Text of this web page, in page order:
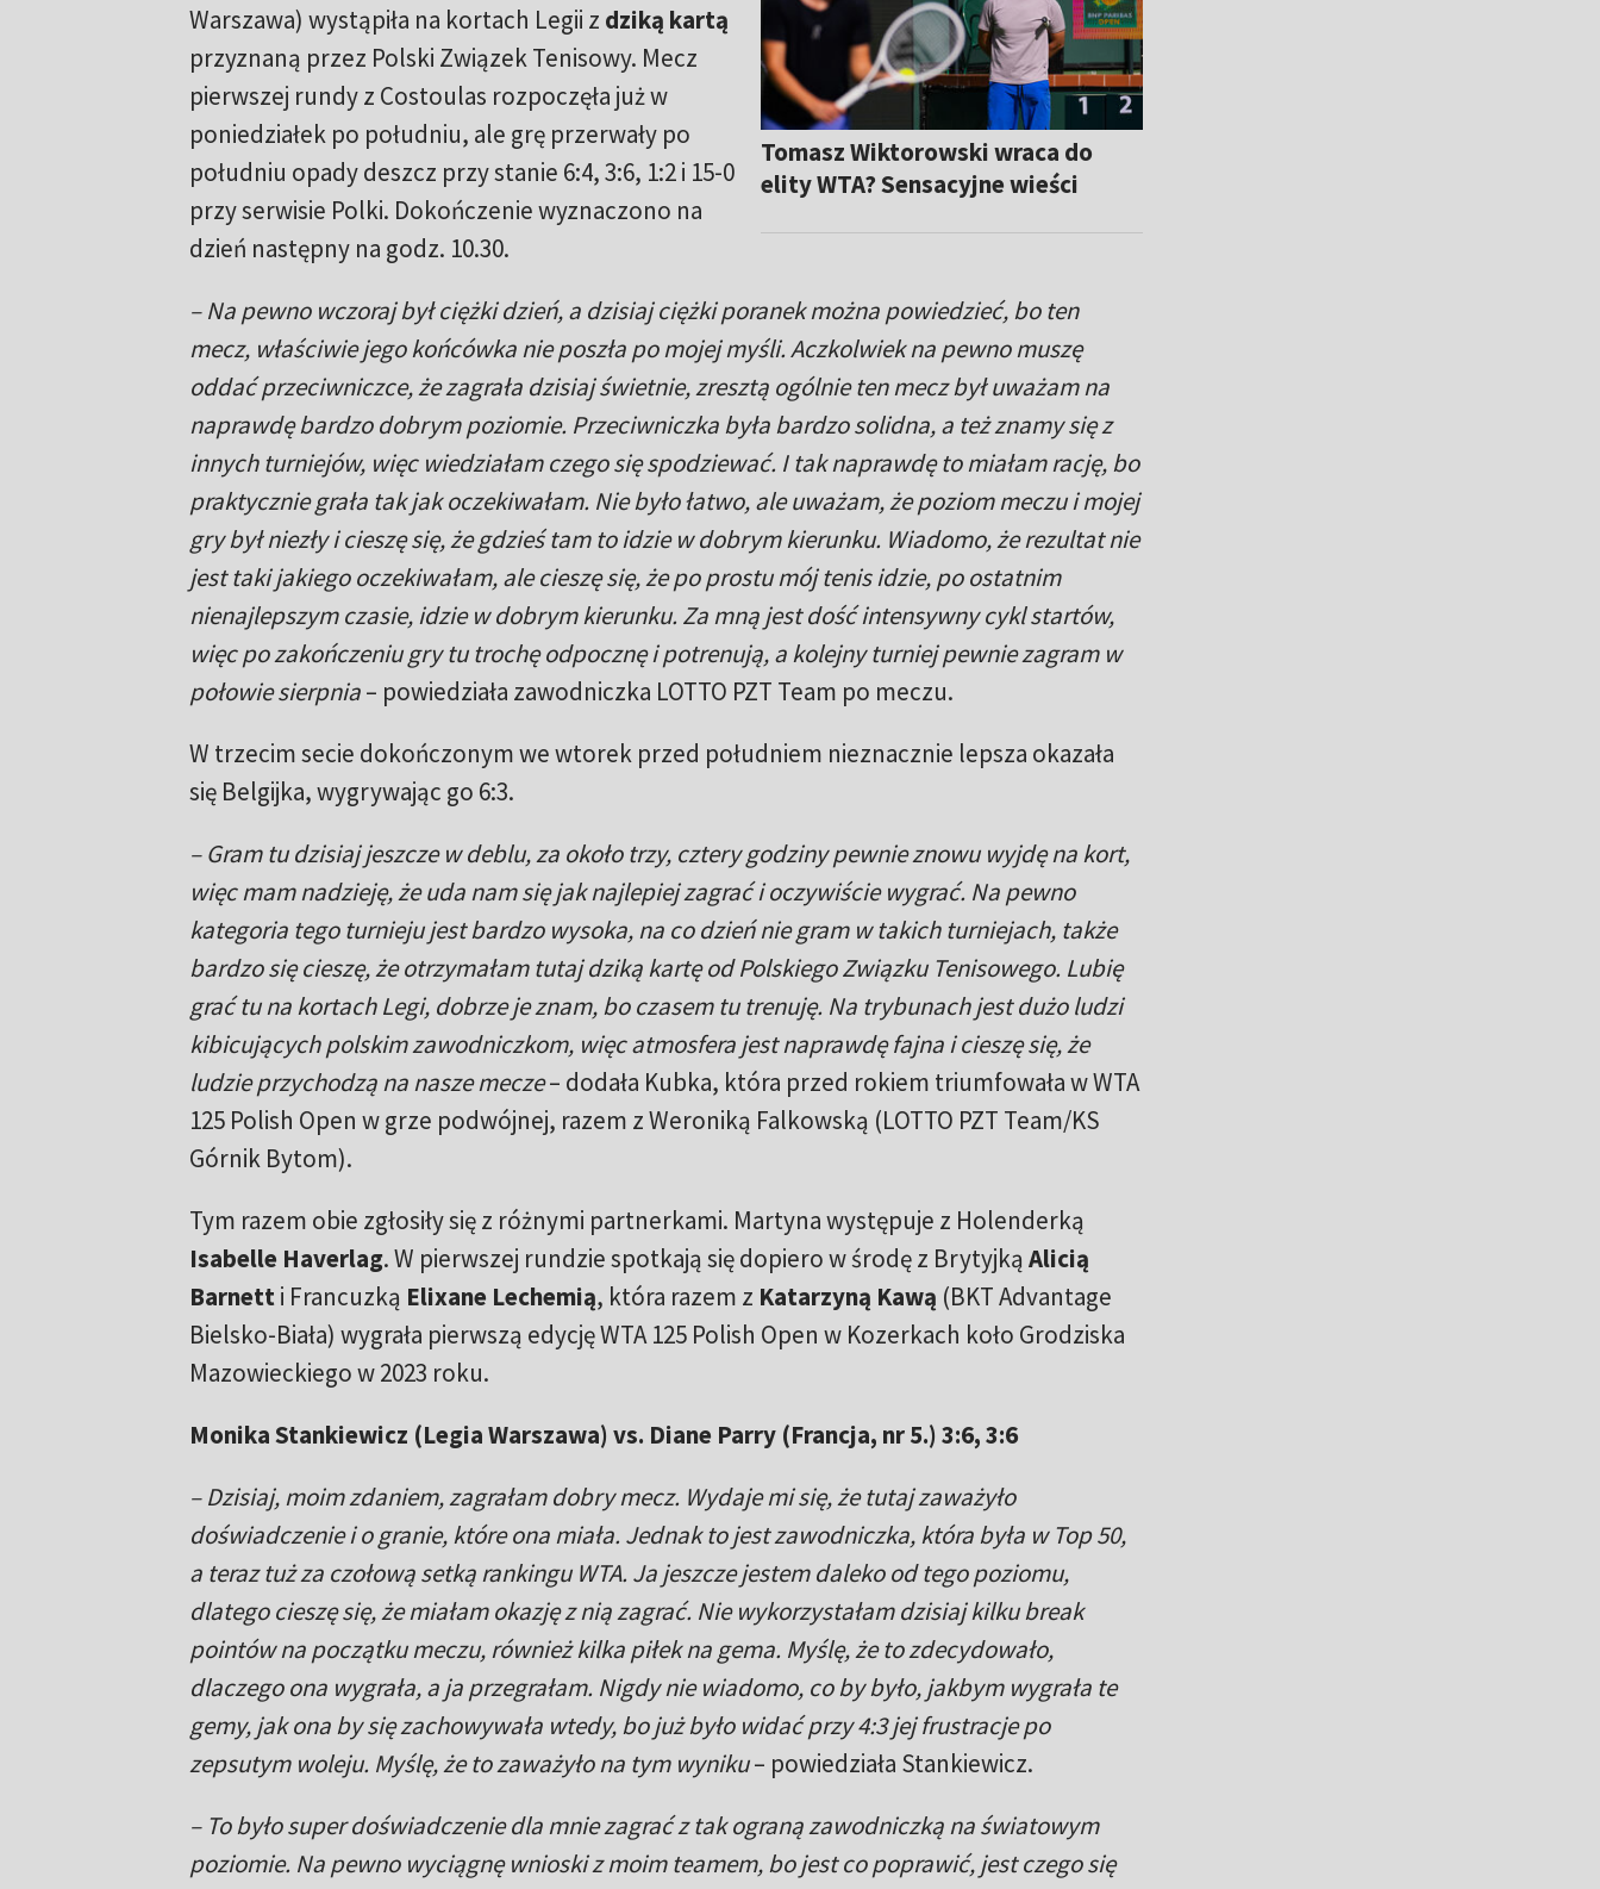
Tomasz Wiktorowski wraca do
elity WTA? Sensacyjne wieści
Warszawa) wystąpiła na kortach Legii z dziką kartą
przyznaną przez Polski Związek Tenisowy. Mecz
pierwszej rundy z Costoulas rozpoczęła już w
poniedziałek po południu, ale grę przerwały po
południu opady deszcz przy stanie 6:4, 3:6, 1:2 i 15-0
przy serwisie Polki. Dokończenie wyznaczono na
dzień następny na godz. 10.30.
– Na pewno wczoraj był ciężki dzień, a dzisiaj ciężki poranek można powiedzieć, bo ten
mecz, właściwie jego końcówka nie poszła po mojej myśli. Aczkolwiek na pewno muszę
oddać przeciwniczce, że zagrała dzisiaj świetnie, zresztą ogólnie ten mecz był uważam na
naprawdę bardzo dobrym poziomie. Przeciwniczka była bardzo solidna, a też znamy się z
innych turniejów, więc wiedziałam czego się spodziewać. I tak naprawdę to miałam rację, bo
praktycznie grała tak jak oczekiwałam. Nie było łatwo, ale uważam, że poziom meczu i mojej
gry był niezły i cieszę się, że gdzieś tam to idzie w dobrym kierunku. Wiadomo, że rezultat nie
jest taki jakiego oczekiwałam, ale cieszę się, że po prostu mój tenis idzie, po ostatnim
nienajlepszym czasie, idzie w dobrym kierunku. Za mną jest dość intensywny cykl startów,
więc po zakończeniu gry tu trochę odpocznę i potrenują, a kolejny turniej pewnie zagram w
połowie sierpnia– powiedziała zawodniczka LOTTO PZT Team po meczu.
W trzecim secie dokończonym we wtorek przed południem nieznacznie lepsza okazała
się Belgijka, wygrywając go 6:3.
– Gram tu dzisiaj jeszcze w deblu, za około trzy, cztery godziny pewnie znowu wyjdę na kort,
więc mam nadzieję, że uda nam się jak najlepiej zagrać i oczywiście wygrać. Na pewno
kategoria tego turnieju jest bardzo wysoka, na co dzień nie gram w takich turniejach, także
bardzo się cieszę, że otrzymałam tutaj dziką kartę od Polskiego Związku Tenisowego. Lubię
grać tu na kortach Legi, dobrze je znam, bo czasem tu trenuję. Na trybunach jest dużo ludzi
kibicujących polskim zawodniczkom, więc atmosfera jest naprawdę fajna i cieszę się, że
ludzie przychodzą na nasze mecze– dodała Kubka, która przed rokiem triumfowała w WTA
125 Polish Open w grze podwójnej, razem z Weroniką Falkowską (LOTTO PZT Team/KS
Górnik Bytom).
Tym razem obie zgłosiły się z różnymi partnerkami. Martyna występuje z Holenderką
Isabelle Haverlag. W pierwszej rundzie spotkają się dopiero w środę z Brytyjką Alicią
Barnetti Francuzką Elixane Lechemią, która razem z Katarzyną Kawą (BKT Advantage
Bielsko-Biała) wygrała pierwszą edycję WTA 125 Polish Open w Kozerkach koło Grodziska
Mazowieckiego w 2023 roku.
Monika Stankiewicz (Legia Warszawa) vs. Diane Parry (Francja, nr 5.) 3:6, 3:6
– Dzisiaj, moim zdaniem, zagrałam dobry mecz. Wydaje mi się, że tutaj zaważyło
doświadczenie i o granie, które ona miała. Jednak to jest zawodniczka, która była w Top 50,
a teraz tuż za czołową setką rankingu WTA. Ja jeszcze jestem daleko od tego poziomu,
dlatego cieszę się, że miałam okazję z nią zagrać. Nie wykorzystałam dzisiaj kilku break
pointów na początku meczu, również kilka piłek na gema. Myślę, że to zdecydowało,
dlaczego ona wygrała, a ja przegrałam. Nigdy nie wiadomo, co by było, jakbym wygrała te
gemy, jak ona by się zachowywała wtedy, bo już było widać przy 4:3 jej frustracje po
zepsutym woleju. Myślę, że to zaważyło na tym wyniku– powiedziała Stankiewicz.
– To było super doświadczenie dla mnie zagrać z tak ograną zawodniczką na światowym
poziomie. Na pewno wyciągnę wnioski z moim teamem, bo jest co poprawić, jest czego się